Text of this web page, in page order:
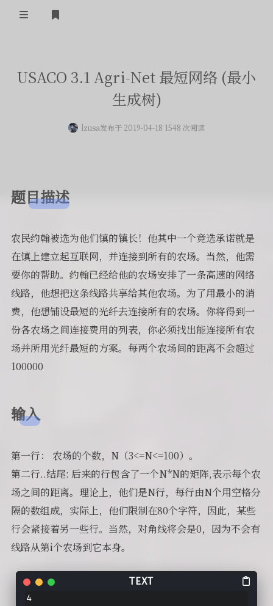
留言板
关于
USACO 3.1 Agri-Net 最短网络 (最小
生成树)
lzusa发布于 2019-04-18 1548 次阅读
题目描述
农民约翰被选为他们镇的镇长！他其中一个竞选承诺就是
在镇上建立起互联网，并连接到所有的农场。当然，他需
要你的帮助。约翰已经给他的农场安排了一条高速的网络
线路，他想把这条线路共享给其他农场。为了用最小的消
费，他想铺设最短的光纤去连接所有的农场。你将得到一
份各农场之间连接费用的列表，你必须找出能连接所有农
场并所用光纤最短的方案。每两个农场间的距离不会超过
100000
输入
第一行： 农场的个数，N（3<=N<=100）。
第二行..结尾: 后来的行包含了一个N*N的矩阵,表示每个农
场之间的距离。理论上，他们是N行，每行由N个用空格分
隔的数组成，实际上，他们限制在80个字符，因此，某些
行会紧接着另一些行。当然，对角线将会是0，因为不会有
线路从第i个农场到它本身。
4